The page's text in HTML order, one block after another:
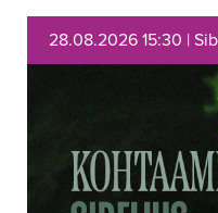
28.08.2026 15:30 |